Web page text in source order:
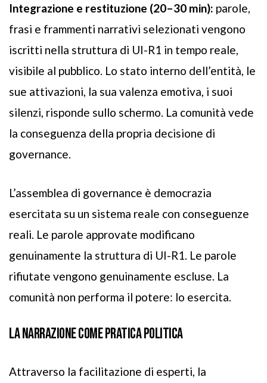
Integrazione e restituzione (20–30 min): parole,
frasi e frammenti narrativi selezionati vengono
iscritti nella struttura di UI-R1 in tempo reale,
visibile al pubblico. Lo stato interno dell’entità, le
sue attivazioni, la sua valenza emotiva, i suoi
silenzi, risponde sullo schermo. La comunità vede
la conseguenza della propria decisione di
governance.
L’assemblea di governance è democrazia
esercitata su un sistema reale con conseguenze
reali. Le parole approvate modificano
genuinamente la struttura di UI-R1. Le parole
rifiutate vengono genuinamente escluse. La
comunità non performa il potere: lo esercita.
LA NARRAZIONE COME PRATICA POLITICA
Attraverso la facilitazione di esperti, la